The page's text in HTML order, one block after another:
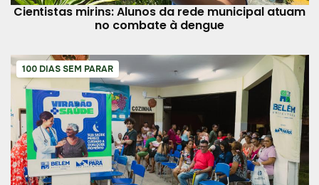
Cientistas mirins: Alunos da rede municipal atuam
no combate à dengue
100 DIAS SEM PARAR